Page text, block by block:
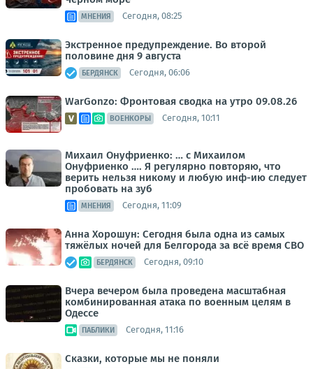
МНЕНИЯ Сегодня, 08:25
Экстренное предупреждение. Во второй
половине дня 9 августа
БЕРДЯНСК Сегодня, 06:06
WarGonzo: Фронтовая сводка на утро 09.08.26
ВОЕНКОРЫ Сегодня, 10:11
Михаил Онуфриенко: … с Михаилом
Онуфриенко …. Я регулярно повторяю, что
верить нельзя никому и любую инф-ию следует
пробовать на зуб
МНЕНИЯ Сегодня, 11:09
Анна Хорошун: Сегодня была одна из самых
тяжёлых ночей для Белгорода за всё время СВО
БЕРДЯНСК Сегодня, 09:10
Вчера вечером была проведена масштабная
комбинированная атака по военным целям в
Одессе
ПАБЛИКИ Сегодня, 11:16
Сказки, которые мы не поняли